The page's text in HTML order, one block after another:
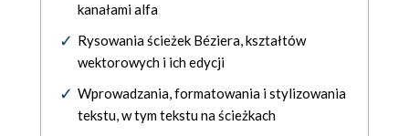
kanałami alfa
Rysowania ścieżek Béziera, kształtów
wektorowych i ich edycji
Wprowadzania, formatowania i stylizowania
tekstu, w tym tekstu na ścieżkach